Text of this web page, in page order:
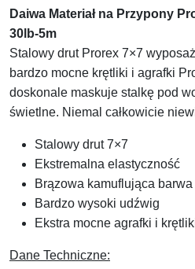
Daiwa Materiał na Przypony
30lb-5m
Stalowy drut Prorex 7×7
bardzo mocne krętliki i agrafki
doskonale maskuje stalkę pod
świetlne. Niemal całkowicie
Stalowy drut 7×7
Ekstremalna elastyczność
Brązowa kamuflująca barwa
Bardzo wysoki udźwig
Ekstra mocne agrafki i
Dane Techniczne: